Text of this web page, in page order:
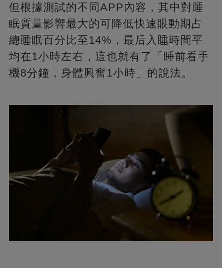
但根據測試的不同APP內容，其中對睡
眠質量影響最大的可降低快速眼動期占
總睡眠百分比至14%，最后入睡時間平
均在1小時左右，這也就有了「睡前看手
機8分鐘，身體興奮1小時」的說法。